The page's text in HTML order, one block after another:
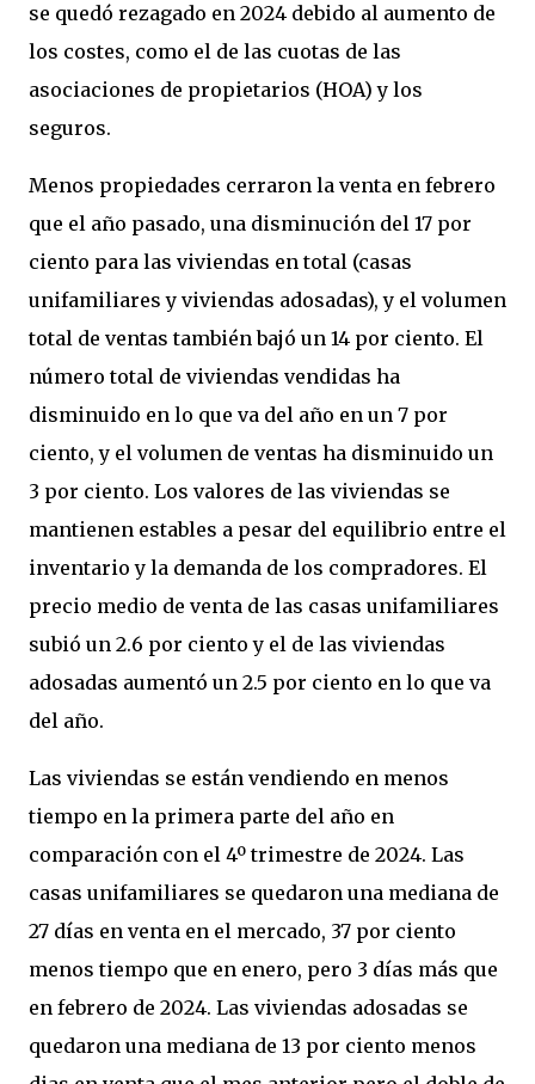
se quedó rezagado en 2024 debido al aumento de
los costes, como el de las cuotas de las
asociaciones de propietarios (HOA) y los
seguros.
Menos propiedades cerraron la venta en febrero
que el año pasado, una disminución del 17 por
ciento para las viviendas en total (casas
unifamiliares y viviendas adosadas), y el volumen
total de ventas también bajó un 14 por ciento. El
número total de viviendas vendidas ha
disminuido en lo que va del año en un 7 por
ciento, y el volumen de ventas ha disminuido un
3 por ciento. Los valores de las viviendas se
mantienen estables a pesar del equilibrio entre el
inventario y la demanda de los compradores. El
precio medio de venta de las casas unifamiliares
subió un 2.6 por ciento y el de las viviendas
adosadas aumentó un 2.5 por ciento en lo que va
del año.
Las viviendas se están vendiendo en menos
tiempo en la primera parte del año en
comparación con el 4º trimestre de 2024. Las
casas unifamiliares se quedaron una mediana de
27 días en venta en el mercado, 37 por ciento
menos tiempo que en enero, pero 3 días más que
en febrero de 2024. Las viviendas adosadas se
quedaron una mediana de 13 por ciento menos